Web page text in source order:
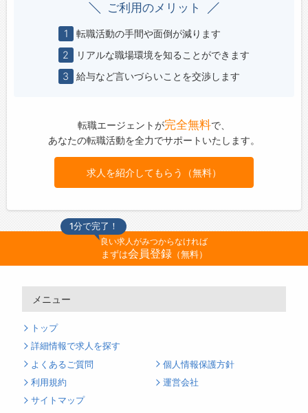
ご利用のメリット
1
転職活動の手間や面倒が減ります
2
リアルな職場環境を知ることができます
3
給与など言いづらいことを交渉します
転職エージェントが完全無料で、
あなたの転職活動を全力でサポートいたします。
求人を紹介してもらう（無料）
1分で完了！
良い求人がみつからなければ
まずは会員登録（無料）
メニュー
トップ
詳細情報で求人を探す
よくあるご質問
個人情報保護方針
利用規約
運営会社
サイトマップ